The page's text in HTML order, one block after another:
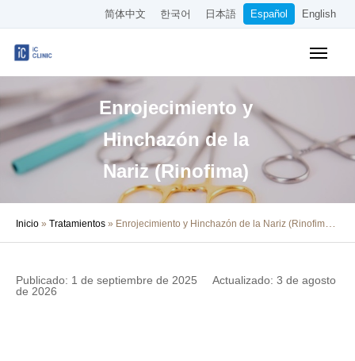
简体中文 한국어 日本語 Español English
Enrojecimiento y
Hinchazón de la
Nariz (Rinofima)
Inicio » Tratamientos » Enrojecimiento y Hinchazón de la Nariz (Rinofima)
Publicado: 1 de septiembre de 2025
Actualizado: 3 de agosto
de 2026
Acceso
Sobre la Clínica
Sobre Nuestros Médicos